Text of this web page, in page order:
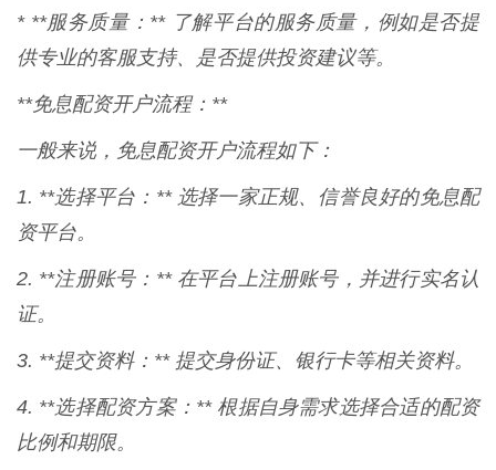
* **服务质量：** 了解平台的服务质量，例如是否提
供专业的客服支持、是否提供投资建议等。
**免息配资开户流程：**
一般来说，免息配资开户流程如下：
1. **选择平台：** 选择一家正规、信誉良好的免息配
资平台。
2. **注册账号：** 在平台上注册账号，并进行实名认
证。
3. **提交资料：** 提交身份证、银行卡等相关资料。
4. **选择配资方案：** 根据自身需求选择合适的配资
比例和期限。